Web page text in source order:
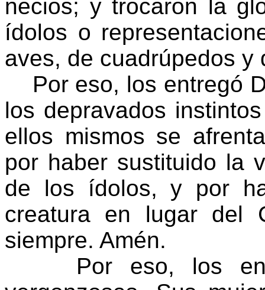
necios; y trocaron la
ídolos o
aves, de cuadrúpedos y
Por eso, los entregó
los depravados
ellos mismos se
por haber sustituido la
de los ídolos, y por
creatura en lugar del
siempre. Amén.
Por eso, los